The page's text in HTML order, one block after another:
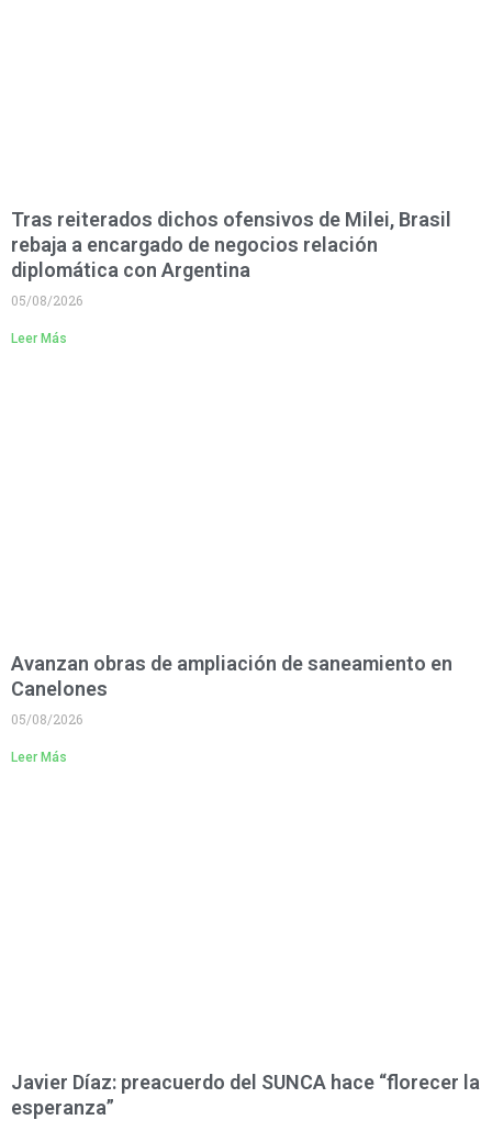
Tras reiterados dichos ofensivos de Milei, Brasil
rebaja a encargado de negocios relación
diplomática con Argentina
05/08/2026
Leer Más
Avanzan obras de ampliación de saneamiento en
Canelones
05/08/2026
Leer Más
Javier Díaz: preacuerdo del SUNCA hace “florecer la
esperanza”